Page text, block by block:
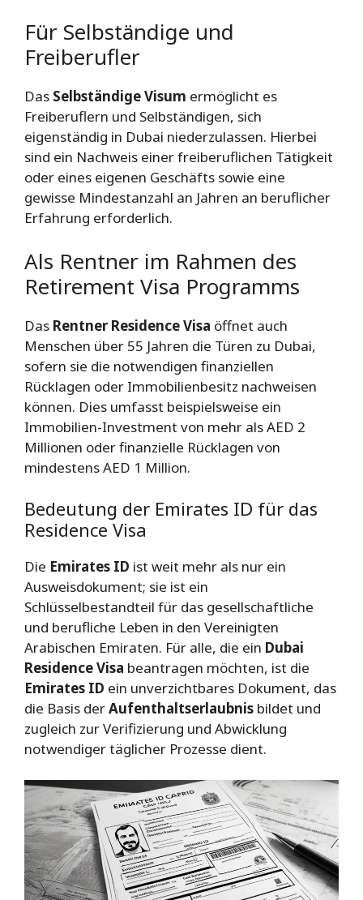
Für Selbständige und
Freiberufler
Das Selbständige Visum ermöglicht es
Freiberuflern und Selbständigen, sich
eigenständig in Dubai niederzulassen. Hierbei
sind ein Nachweis einer freiberuflichen Tätigkeit
oder eines eigenen Geschäfts sowie eine
gewisse Mindestanzahl an Jahren an beruflicher
Erfahrung erforderlich.
Als Rentner im Rahmen des
Retirement Visa Programms
Das Rentner Residence Visa öffnet auch
Menschen über 55 Jahren die Türen zu Dubai,
sofern sie die notwendigen finanziellen
Rücklagen oder Immobilienbesitz nachweisen
können. Dies umfasst beispielsweise ein
Immobilien-Investment von mehr als AED 2
Millionen oder finanzielle Rücklagen von
mindestens AED 1 Million.
Bedeutung der Emirates ID für das
Residence Visa
Die Emirates ID ist weit mehr als nur ein
Ausweisdokument; sie ist ein
Schlüsselbestandteil für das gesellschaftliche
und berufliche Leben in den Vereinigten
Arabischen Emiraten. Für alle, die ein Dubai
Residence Visa beantragen möchten, ist die
Emirates ID ein unverzichtbares Dokument, das
die Basis derAufenthaltserlaubnis bildet und
zugleich zur Verifizierung und Abwicklung
notwendiger täglicher Prozesse dient.